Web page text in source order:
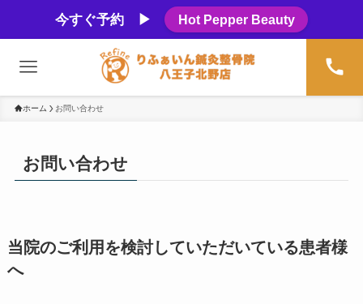
今すぐ予約 ▶ Hot Pepper Beauty
ホーム お問い合わせ
お問い合わせ
当院のご利用を検討していただいている患者様
へ